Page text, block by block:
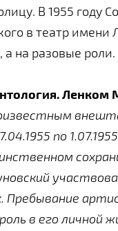
В 1955 году
в театр имени
а на разовые роли.
Ленком
по
Пребывание
в его личной